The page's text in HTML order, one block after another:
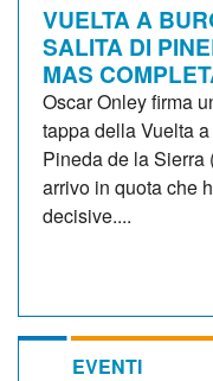
VUELTA A
SALITA DI
MAS
Oscar Onley firma
tappa della Vuelta
Pineda de la Sierra
arrivo in quota che
decisive....
EVENTI